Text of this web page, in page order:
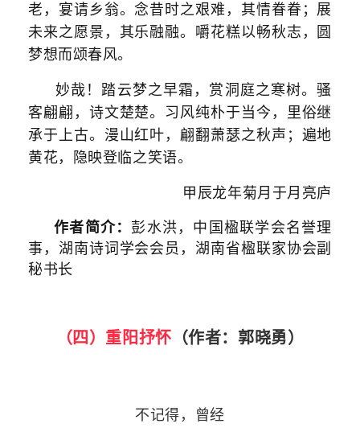
老，宴请乡翁。念昔时之艰难，其情眷眷；展
未来之愿景，其乐融融。嚼花糕以畅秋志，圆
梦想而颂春风。
妙哉！踏云梦之早霜，赏洞庭之寒树。骚
客翩翩，诗文楚楚。习风纯朴于当今，里俗继
承于上古。漫山红叶，翩翻萧瑟之秋声；遍地
黄花，隐映登临之笑语。
甲辰龙年菊月于月亮庐
作者简介： 彭水洪， 中国楹联学会名誉理
事，湖南诗词学会会员，湖南省楹联家协会副
秘书长
（四）重阳抒怀 （作者：郭晓勇）
不记得，曾经